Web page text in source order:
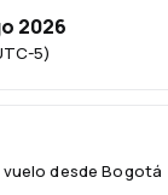
5)
2026
desde Bogotá